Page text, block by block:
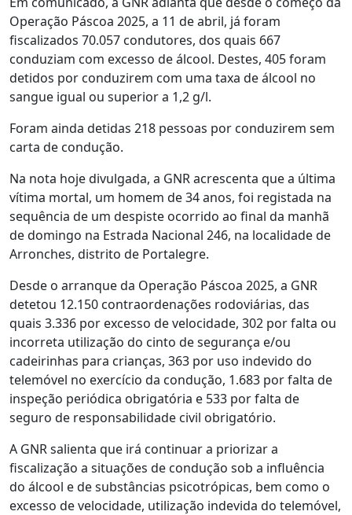
Operação Páscoa 2025, a 11 de abril, já foram
fiscalizados 70.057 condutores, dos quais 667
conduziam com excesso de álcool. Destes, 405 foram
detidos por conduzirem com uma taxa de álcool no
sangue igual ou superior a 1,2 g/l.
Foram ainda detidas 218 pessoas por conduzirem sem
carta de condução.
Na nota hoje divulgada, a GNR acrescenta que a última
vítima mortal, um homem de 34 anos, foi registada na
sequência de um despiste ocorrido ao final da manhã
de domingo na Estrada Nacional 246, na localidade de
Arronches, distrito de Portalegre.
Desde o arranque da Operação Páscoa 2025, a GNR
detetou 12.150 contraordenações rodoviárias, das
quais 3.336 por excesso de velocidade, 302 por falta ou
incorreta utilização do cinto de segurança e/ou
cadeirinhas para crianças, 363 por uso indevido do
telemóvel no exercício da condução, 1.683 por falta de
inspeção periódica obrigatória e 533 por falta de
seguro de responsabilidade civil obrigatório.
A GNR salienta que irá continuar a priorizar a
fiscalização a situações de condução sob a influência
do álcool e de substâncias psicotrópicas, bem como o
excesso de velocidade, utilização indevida do telemóvel,